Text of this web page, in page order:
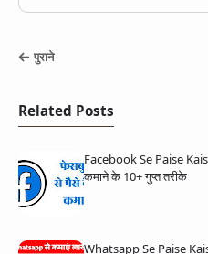
पुराने
Related Posts
Facebook Se Paise
कमाने के 10+ गुप्त तरीके
Whatsapp Se Paise